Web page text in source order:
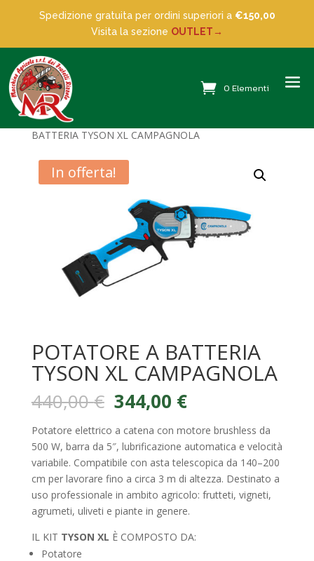
Spedizione gratuita per ordini superiori a €150,00
Visita la sezione OUTLET→
0 Elementi
Home/Potatori
BATTERIA TYSON XL CAMPAGNOLA
In offerta!
POTATORE A BATTERIA
TYSON XL CAMPAGNOLA
440,00€ Il
prezzo
originale
era:
440,00 €.
344,00 €Il
prezzo
attuale
è:
344,00 €.
Potatore elettrico a catena con motore brushless da
500 W, barra da 5″, lubrificazione automatica e velocità
variabile. Compatibile con asta telescopica da 140–200
cm per lavorare fino a circa 3 m di altezza. Destinato a
uso professionale in ambito agricolo: frutteti, vigneti,
agrumeti, uliveti e piante in genere.
IL KIT TYSON XL È COMPOSTO DA:
Potatore